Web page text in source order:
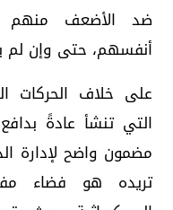
ضد الأضعف منهم
أنفسهم، حتى وإن لم
على خلاف الحركات
التي تنشأ عادةً
مضمون واضح لإدارة
تريده هو فضاء